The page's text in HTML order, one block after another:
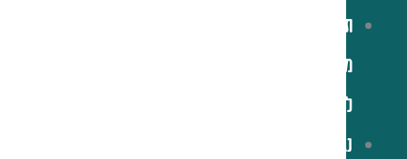
תקנון
מועדון
לקוחות
נגישות